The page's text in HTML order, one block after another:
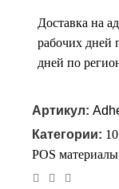
Доставка на
рабочих дней
дней по
Артикул:
Категории:
POS материалы